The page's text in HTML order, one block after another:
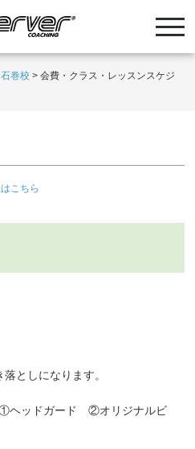
石巻校 >会費・クラス・レッスンスケジ
こちら
としになります。
ヘッドガード ②オリジナルビ